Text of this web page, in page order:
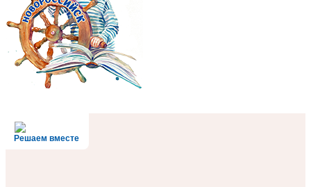
Решаем вместе